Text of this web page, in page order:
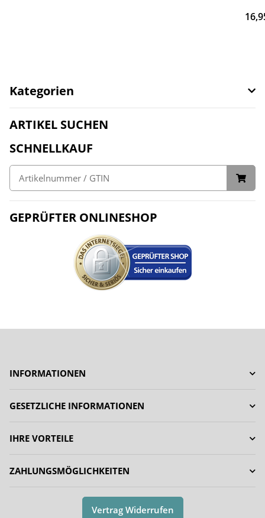
Kategorien
ARTIKEL SUCHEN
SCHNELLKAUF
GEPRÜFTER ONLINESHOP
INFORMATIONEN
GESETZLICHE INFORMATIONEN
IHRE VORTEILE
ZAHLUNGSMÖGLICHKEITEN
Vertrag Widerrufen